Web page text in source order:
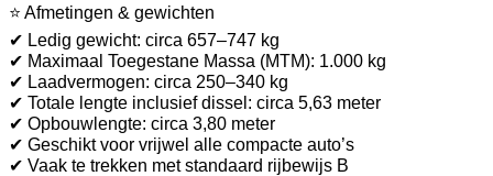
⭐ Afmetingen & gewichten
✔ Ledig gewicht: circa 657–747 kg
✔ Maximaal Toegestane Massa (MTM): 1.000 kg
✔ Laadvermogen: circa 250–340 kg
✔ Totale lengte inclusief dissel: circa 5,63 meter
✔ Opbouwlengte: circa 3,80 meter
✔ Geschikt voor vrijwel alle compacte auto’s
✔ Vaak te trekken met standaard rijbewijs B